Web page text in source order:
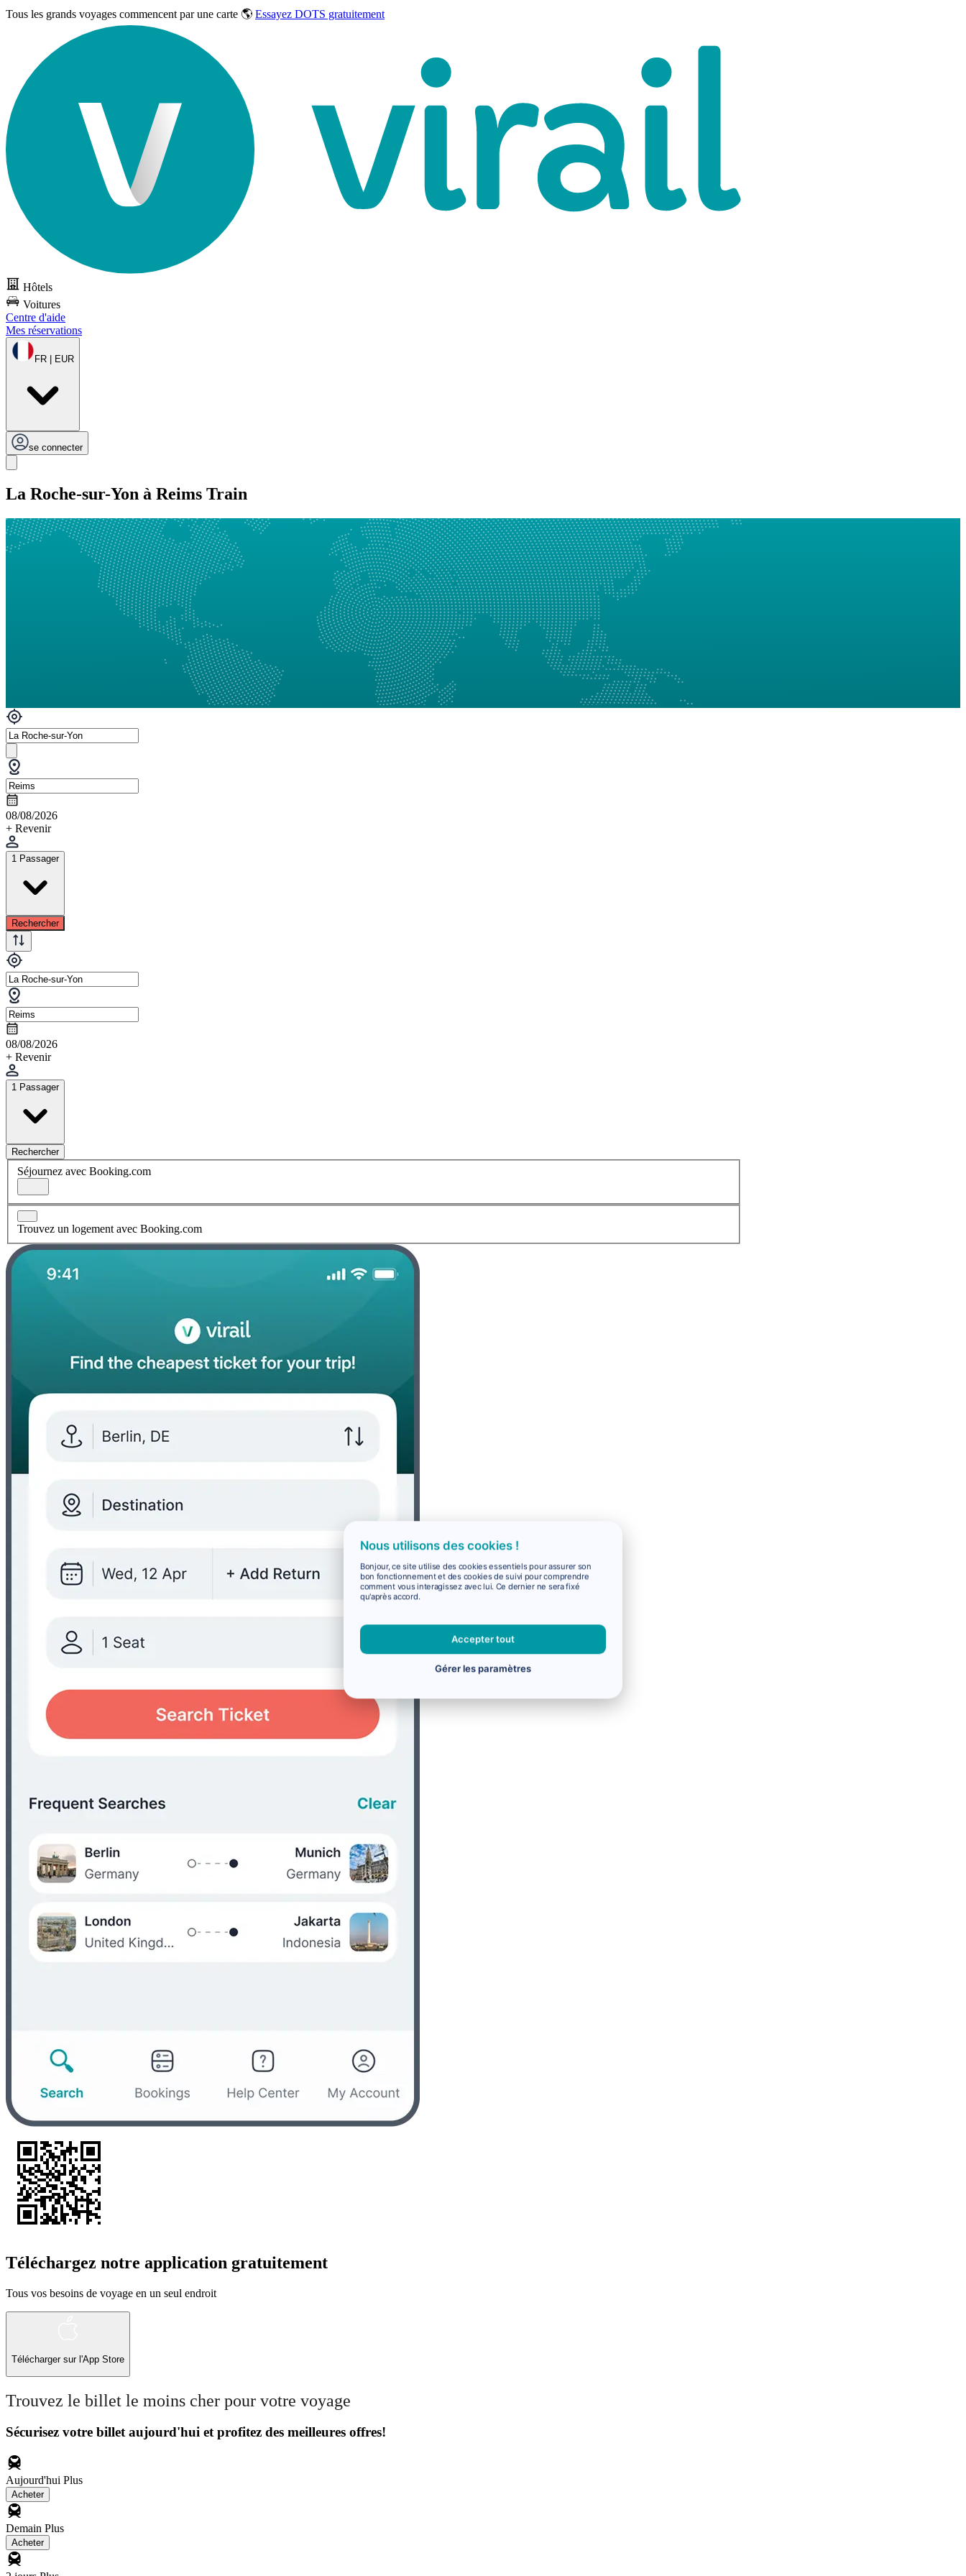
Tous les grands voyages commencent par une carte 🌎 Essayez DOTS gratuitement
Hôtels
Voitures
Centre d'aide
Mes réservations
FR | EUR
se connecter
La Roche-sur-Yon à Reims Train
08/08/2026
+ Revenir
1 Passager
Rechercher
08/08/2026
+ Revenir
1 Passager
Rechercher
Séjournez avec Booking.com
Trouvez un logement avec Booking.com
Téléchargez notre application gratuitement
Tous vos besoins de voyage en un seul endroit
Télécharger sur l'App Store
Trouvez le billet le moins cher pour votre voyage
Sécurisez votre billet aujourd'hui et profitez des meilleures offres!
Aujourd'hui Plus
Acheter
Demain Plus
Acheter
Nous utilisons des cookies !
Bonjour, ce site utilise des cookies essentiels pour assurer son
bon fonctionnement et des cookies de suivi pour comprendre
comment vous interagissez avec lui. Ce dernier ne sera fixé
qu'après accord.
Accepter tout
Gérer les paramètres